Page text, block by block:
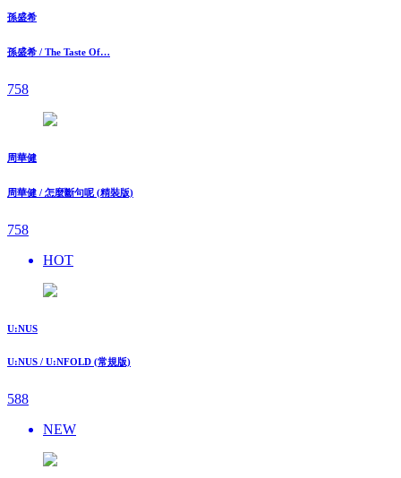
孫盛希
孫盛希 / The Taste Of…
758
周華健
周華健 / 怎麼斷句呢 (精裝版)
758
HOT
U:NUS
U:NUS / U:NFOLD (常規版)
588
NEW